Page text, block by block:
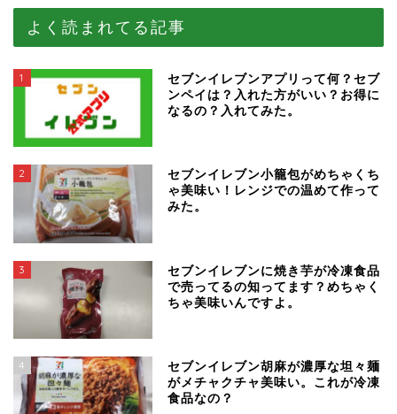
よく読まれてる記事
1
セブンイレブンアプリって何？セブ
ンペイは？入れた方がいい？お得に
なるの？入れてみた。
2
セブンイレブン小籠包がめちゃくち
ゃ美味い！レンジでの温めて作って
みた。
3
セブンイレブンに焼き芋が冷凍食品
で売ってるの知ってます？めちゃく
ちゃ美味いんですよ。
4
セブンイレブン胡麻が濃厚な坦々麺
がメチャクチャ美味い。これが冷凍
食品なの？